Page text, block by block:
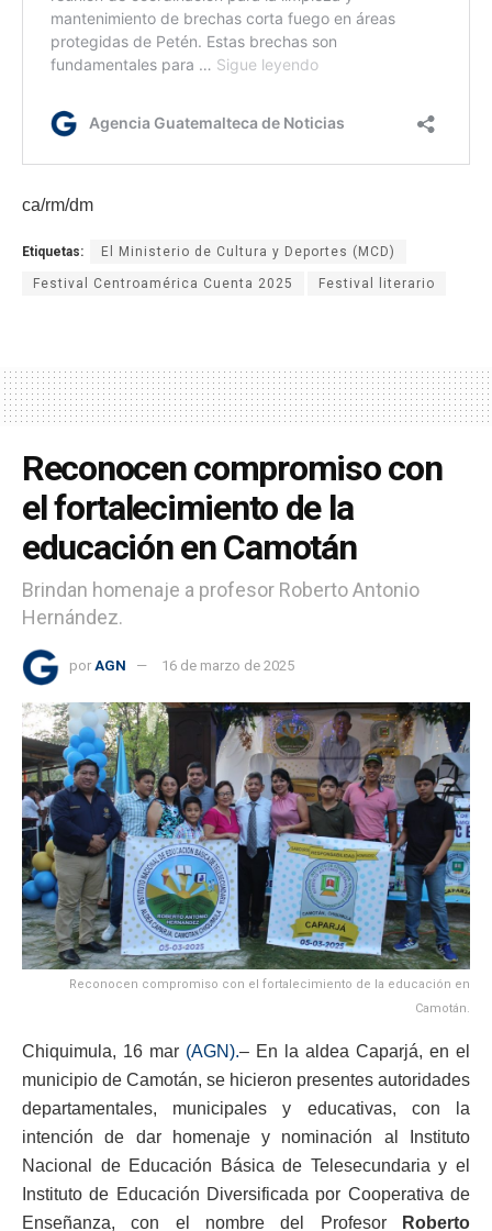
ca/rm/dm
Etiquetas: El Ministerio de Cultura y Deportes (MCD)
Festival Centroamérica Cuenta 2025 Festival literario
Reconocen compromiso con
el fortalecimiento de la
educación en Camotán
Brindan homenaje a profesor Roberto Antonio
Hernández.
por AGN 16 de marzo de 2025
Reconocen compromiso con el fortalecimiento de la educación en
Camotán.
Chiquimula, 16 mar (AGN).– En la aldea Caparjá, en el
municipio de Camotán, se hicieron presentes autoridades
departamentales, municipales y educativas, con la
intención de dar homenaje y nominación al Instituto
Nacional de Educación Básica de Telesecundaria y el
Instituto de Educación Diversificada por Cooperativa de
Enseñanza, con el nombre del Profesor
Roberto